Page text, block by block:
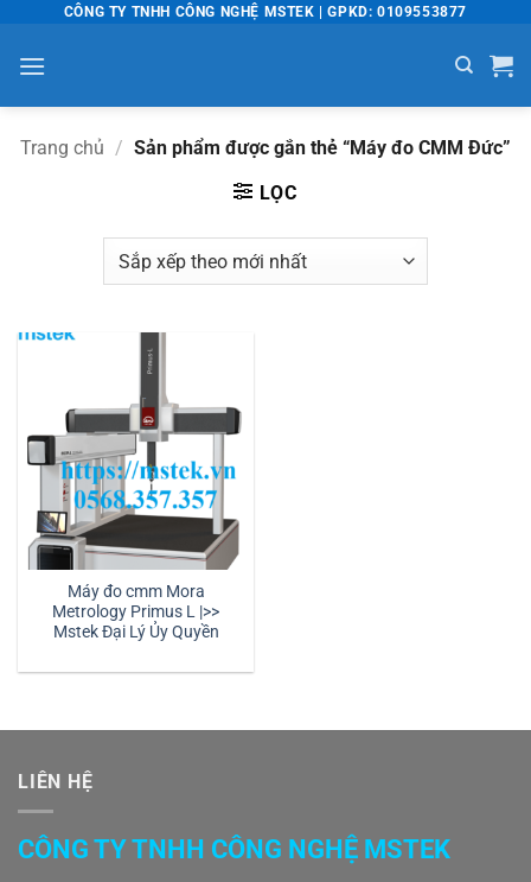
nội
dung
CÔNG TY TNHH CÔNG NGHỆ MSTEK | GPKD: 0109553877
Trang chủ / Sản phẩm được gắn thẻ “Máy đo CMM Đức”
LỌC
Máy đo cmm Mora
Metrology Primus L |>>
Mstek Đại Lý Ủy Quyền
LIÊN HỆ
CÔNG TY TNHH CÔNG NGHỆ MSTEK